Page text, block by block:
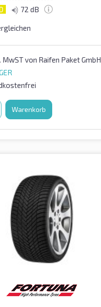
72 dB
MwSTvon Raifen Paket GmbH
Warenkorb